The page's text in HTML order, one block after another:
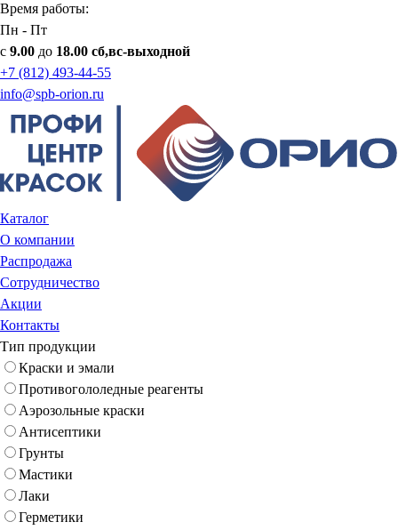
Время работы:
Пн - Пт
с 9.00 до 18.00 сб,вс-выходной
+7 (812) 493-44-55
info@spb-orion.ru
Каталог
О компании
Распродажа
Сотрудничество
Акции
Контакты
Тип продукции
Краски и эмали
Противогололедные реагенты
Аэрозольные краски
Антисептики
Грунты
Мастики
Лаки
Герметики